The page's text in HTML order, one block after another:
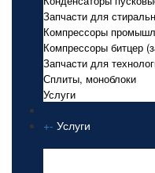
Запчасти для
Компрессоры
Компрессоры битцер
Запчасти для
Сплиты, моноблоки
Услуги
+- Услуги